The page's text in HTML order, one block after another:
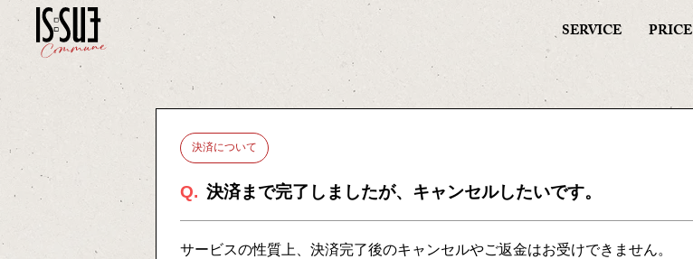
SERVICE PRICE
決済について
Q. 決済まで完了しましたが、キャンセルしたいです。
サービスの性質上、決済完了後のキャンセルやご返金はお受けできません。